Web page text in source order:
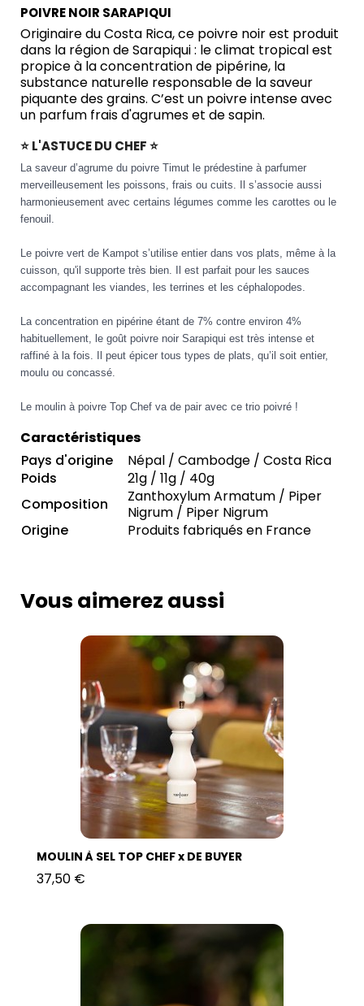
POIVRE NOIR SARAPIQUI
Originaire du Costa Rica, ce poivre noir est produit
dans la région de Sarapiqui : le climat tropical est
propice à la concentration de pipérine, la
substance naturelle responsable de la saveur
piquante des grains. C’est un poivre intense avec
un parfum frais d'agrumes et de sapin.
⭐ L'ASTUCE DU CHEF ⭐
La saveur d’agrume du poivre Timut le prédestine à parfumer
merveilleusement les poissons, frais ou cuits. Il s’associe aussi
harmonieusement avec certains légumes comme les carottes ou le
fenouil.
Le poivre vert de Kampot s’utilise entier dans vos plats, même à la
cuisson, qu'il supporte très bien. Il est parfait pour les sauces
accompagnant les viandes, les terrines et les céphalopodes.
La concentration en pipérine étant de 7% contre environ 4%
habituellement, le goût poivre noir Sarapiqui est très intense et
raffiné à la fois. Il peut épicer tous types de plats, qu’il soit entier,
moulu ou concassé.
Le moulin à poivre Top Chef va de pair avec ce trio poivré !
Caractéristiques
Pays d'origine
Népal / Cambodge / Costa Rica
Poids
21g / 11g / 40g
Composition
Zanthoxylum Armatum / Piper
Nigrum / Piper Nigrum
Origine
Produits fabriqués en France
Vous aimerez aussi
MOULIN À SEL TOP CHEF x DE BUYER
37,50 €